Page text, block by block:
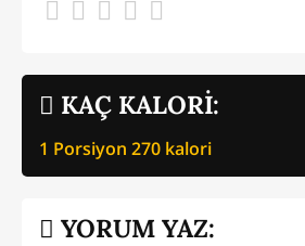
KAÇ KALORİ:
1 Porsiyon 270 kalori
YORUM YAZ: